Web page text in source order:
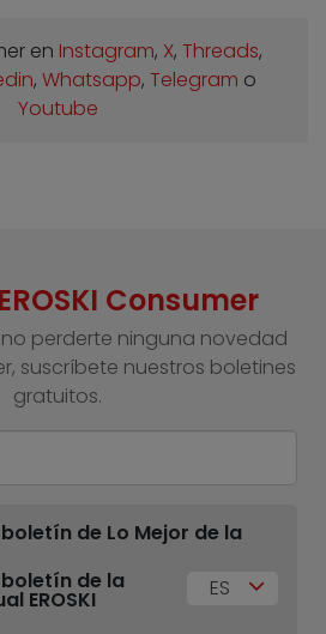
en Instagram, X, Threads,
, Whatsapp, Telegram o
Youtube
Consumer
perderte ninguna novedad
suscríbete nuestros boletines
gratuitos.
de Lo Mejor de la
de la
EROSKI ES